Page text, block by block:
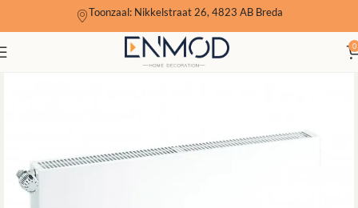
Toonzaal: Nikkelstraat 26, 4823 AB Breda
0